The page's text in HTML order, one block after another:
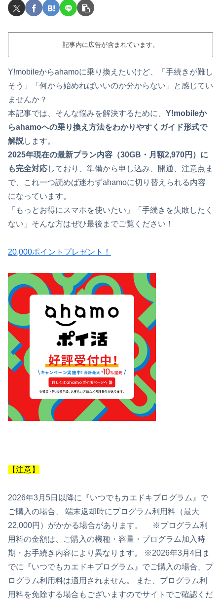
記事内に広告が含まれています。
Y!mobileからahamoに乗り換えたいけど、「手続きが難し
そう」「何から始めればいいのか分からない」と感じてい
ませんか？
本記事では、そんな悩みを解決するために、 Y!mobileか
らahamoへの乗り換え方法をわかりやすくガイド形式で
解説します。
2025年現在の最新プラン内容（30GB・月額2,970円）に
も完全対応しており、準備から申し込み、開通、注意点ま
で、これ一つ読めば迷わずahamoに切り替えられる内容
になっています。
「もっとお得にスマホを使いたい」「手続きを失敗したく
ない」そんな方はぜひ最後までご覧ください！
20,000ポイントプレゼント！
【注意】
2026年3月5日以降に『いつでもカエドキプログラム』で
ご購入の場合、 端末返却時にプログラム利用料（最大
22,000円）がかかる場合があります。 ※プログラム利
用料の金額は、ご購入の機種・容量・プログラム加入時
期・お手続き内容により異なります。 ※2026年3月4日ま
でに『いつでもカエドキプログラム』でご購入の場合、プ
ログラム利用料は適用されません。 また、プログラム利
用料を免除する場合もございますのでサイトでご確認くだ